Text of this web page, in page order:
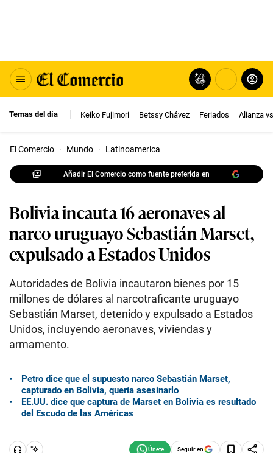
Temas del día Keiko Fujimori Betssy Chávez Feriados Alianza
El Comercio · Mundo · Latinoamerica
Añadir El Comercio como fuente preferida en
Bolivia incauta 16 aeronaves al
narco uruguayo Sebastián Marset,
expulsado a Estados Unidos
Autoridades de Bolivia incautaron bienes por 15
millones de dólares al narcotraficante uruguayo
Sebastián Marset, detenido y expulsado a Estados
Unidos, incluyendo aeronaves, viviendas y
armamento.
Petro dice que el supuesto narco Sebastián Marset,
capturado en Bolivia, quería asesinarlo
EE.UU. dice que captura de Marset en Bolivia es resultado
del Escudo de las Américas
Seguir en